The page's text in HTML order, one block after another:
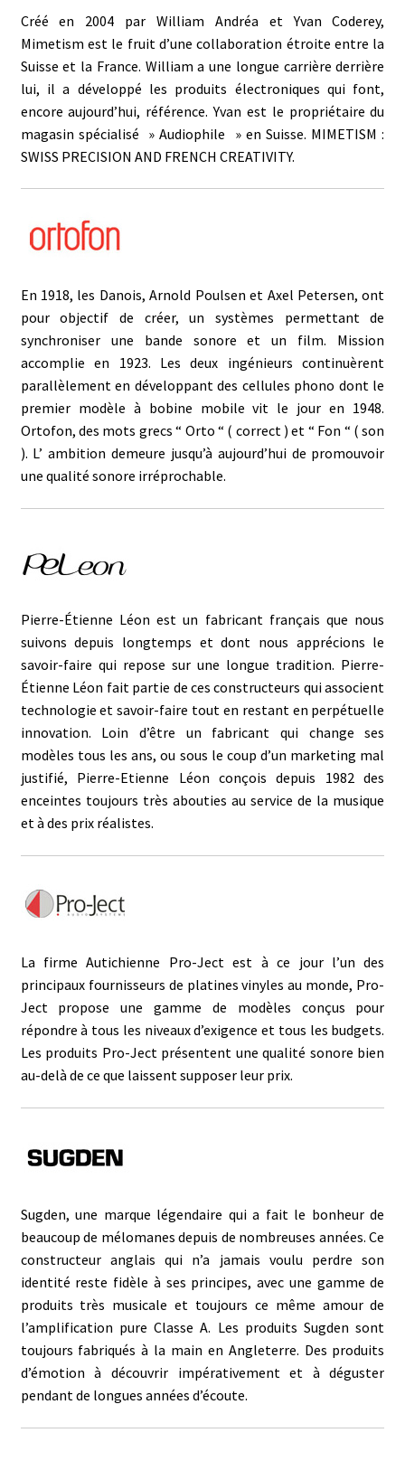
Créé en 2004 par William Andréa et Yvan Coderey,
Mimetism est le fruit d’une collaboration étroite entre la
Suisse et la France. William a une longue carrière derrière
lui, il a développé les produits électroniques qui font,
encore aujourd’hui, référence. Yvan est le propriétaire du
magasin spécialisé » Audiophile » en Suisse. MIMETISM :
SWISS PRECISION AND FRENCH CREATIVITY.
En 1918, les Danois, Arnold Poulsen et Axel Petersen, ont
pour objectif de créer, un systèmes permettant de
synchroniser une bande sonore et un film. Mission
accomplie en 1923. Les deux ingénieurs continuèrent
parallèlement en développant des cellules phono dont le
premier modèle à bobine mobile vit le jour en 1948.
Ortofon, des mots grecs “ Orto “ ( correct ) et “ Fon “ ( son
). L’ ambition demeure jusqu’à aujourd’hui de promouvoir
une qualité sonore irréprochable.
Pierre-Étienne Léon est un fabricant français que nous
suivons depuis longtemps et dont nous apprécions le
savoir-faire qui repose sur une longue tradition. Pierre-
Étienne Léon fait partie de ces constructeurs qui associent
technologie et savoir-faire tout en restant en perpétuelle
innovation. Loin d’être un fabricant qui change ses
modèles tous les ans, ou sous le coup d’un marketing mal
justifié, Pierre-Etienne Léon conçois depuis 1982 des
enceintes toujours très abouties au service de la musique
et à des prix réalistes.
La firme Autichienne Pro-Ject est à ce jour l’un des
principaux fournisseurs de platines vinyles au monde, Pro-
Ject propose une gamme de modèles conçus pour
répondre à tous les niveaux d’exigence et tous les budgets.
Les produits Pro-Ject présentent une qualité sonore bien
au-delà de ce que laissent supposer leur prix.
Sugden, une marque légendaire qui a fait le bonheur de
beaucoup de mélomanes depuis de nombreuses années. Ce
constructeur anglais qui n’a jamais voulu perdre son
identité reste fidèle à ses principes, avec une gamme de
produits très musicale et toujours ce même amour de
l’amplification pure Classe A. Les produits Sugden sont
toujours fabriqués à la main en Angleterre. Des produits
d’émotion à découvrir impérativement et à déguster
pendant de longues années d’écoute.